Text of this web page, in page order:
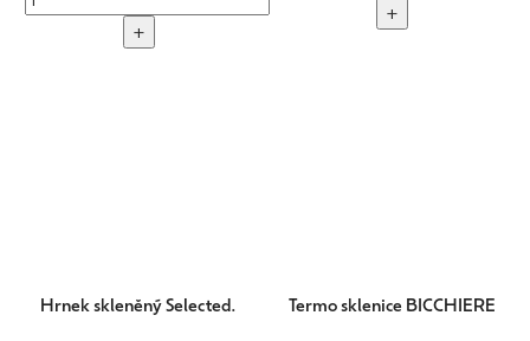
+
+
Hrnek skleněný Selected. Termo sklenice BICCHIERE